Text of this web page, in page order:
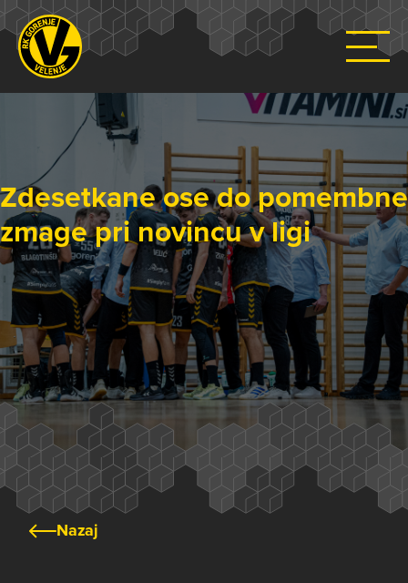
Zdesetkane ose do pomembne
zmage pri novincu v ligi
Nazaj